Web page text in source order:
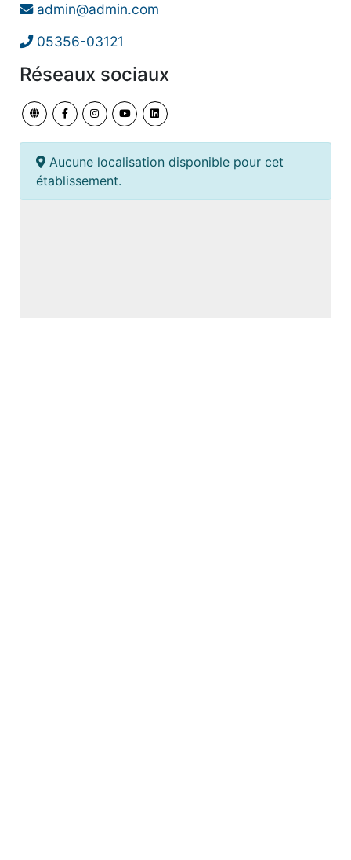
admin@admin.com
05356-03121
Réseaux sociaux
Aucune localisation disponible pour cet
établissement.